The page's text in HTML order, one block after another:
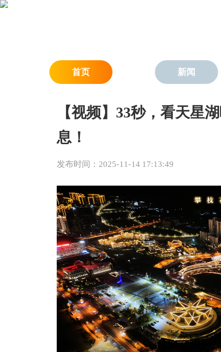
首页 新闻
【视频】33秒，看天星
息！
发布时间：2025-11-14 17:13:49